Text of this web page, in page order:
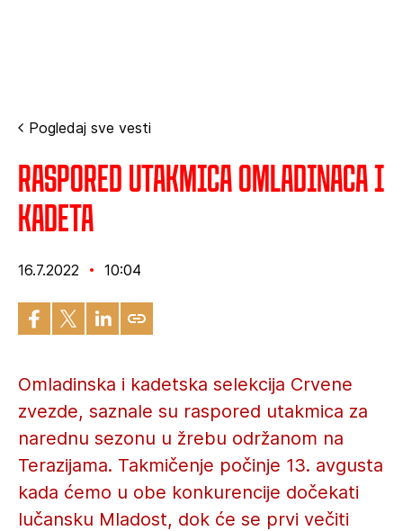
Pogledaj sve vesti
Raspored utakmica omladinaca i
kadeta
16.7.2022 10:04
Omladinska i kadetska selekcija Crvene
zvezde, saznale su raspored utakmica za
narednu sezonu u žrebu održanom na
Terazijama. Takmičenje počinje 13. avgusta
kada ćemo u obe konkurencije dočekati
lučansku Mladost, dok će se prvi večiti